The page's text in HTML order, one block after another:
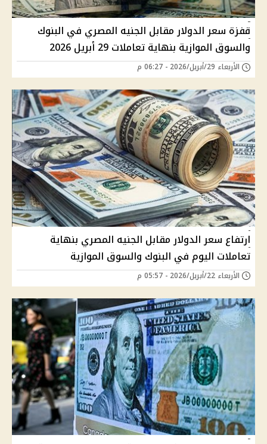
قفزة سعر الدولار مقابل الجنيه المصري في البنوك
والسوق الموازية بنهاية تعاملات 29 أبريل 2026
الأربعاء 29/أبريل/2026 - 06:27 م
ارتفاع سعر الدولار مقابل الجنيه المصري بنهاية
تعاملات اليوم في البنوك والسوق الموازية
الأربعاء 22/أبريل/2026 - 05:57 م